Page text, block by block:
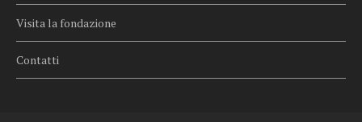
Visita la fondazione
Contatti